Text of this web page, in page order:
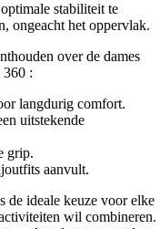
stabiliteit te
ongeacht het oppervlak.
over de dames
:
langdurig comfort.
uitstekende
grip.
aanvult.
ideale keuze voor elke
wil combineren.